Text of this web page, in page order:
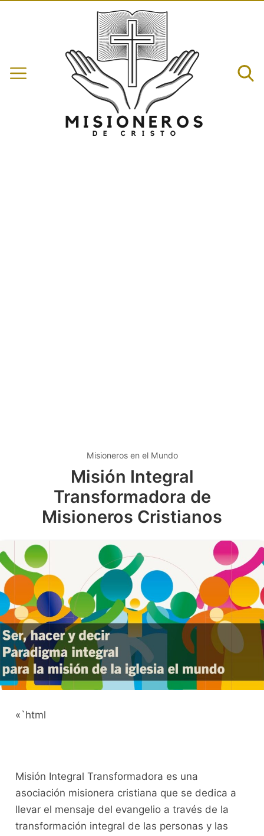
Misioneros en el Mundo
Misión Integral
Transformadora de
Misioneros Cristianos
«`html
Misión Integral Transformadora es una
asociación misionera cristiana que se dedica a
llevar el mensaje del evangelio a través de la
transformación integral de las personas y las